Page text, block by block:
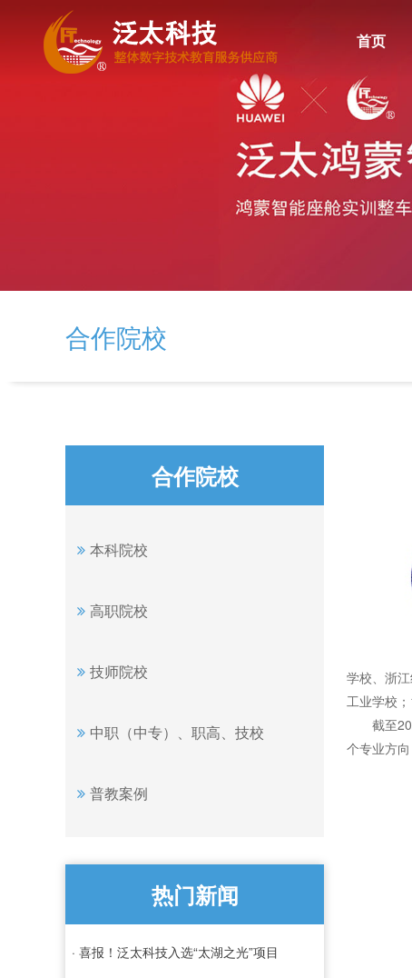
首页
合作院校
合作院校
本科院校
高职院校
技师院校
中职（中专）、职高、技校
普教案例
热门新闻
· 喜报！泛太科技入选“太湖之光”项目
学校、浙
工业学校
截至
个专业方